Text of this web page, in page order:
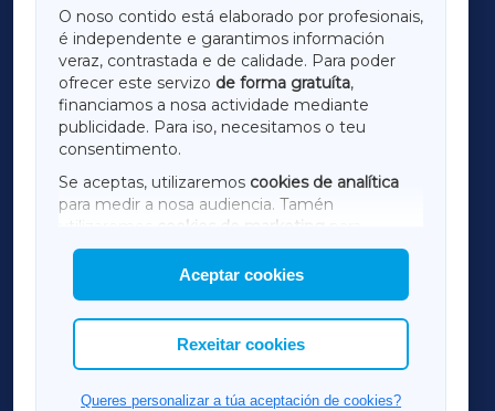
O noso contido está elaborado por profesionais,
é independente e garantimos información
veraz, contrastada e de calidade. Para poder
ofrecer este servizo de forma gratuíta,
financiamos a nosa actividade mediante
publicidade. Para iso, necesitamos o teu
consentimento.
Se aceptas, utilizaremos cookies de analítica
para medir a nosa audiencia. Tamén
utilizaremos
cookies de marketing
mostrar publicidade de terceiros.
Así mesmo, podes personalizar a elección das
cookies que desexas permitir.
Aceptar cookies
Rexeitar cookies
Queres personalizar a túa aceptación de cookies?
LUGOXA
TERRACHAXA
AMARIÑAXA
RIBEIRASACRAXA
ACORUÑAXA
FERROLXA